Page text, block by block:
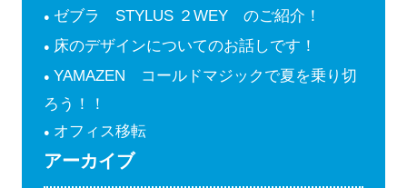
ゼブラ STYLUS ２WEY のご紹介！
床のデザインについてのお話しです！
YAMAZEN コールドマジックで夏を乗り切
ろう！！
オフィス移転
アーカイブ